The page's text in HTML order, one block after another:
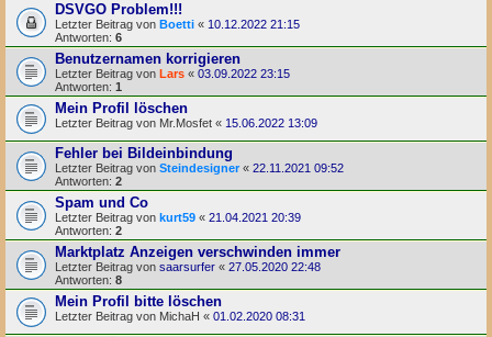
DSVGO Problem!!!
Letzter Beitrag von Boetti « 10.12.2022 21:15
Antworten: 6
Benutzernamen korrigieren
Letzter Beitrag von Lars « 03.09.2022 23:15
Antworten: 1
Mein Profil löschen
Letzter Beitrag von Mr.Mosfet « 15.06.2022 13:09
Fehler bei Bildeinbindung
Letzter Beitrag von Steindesigner « 22.11.2021 09:52
Antworten: 2
Spam und Co
Letzter Beitrag von kurt59 « 21.04.2021 20:39
Antworten: 2
Marktplatz Anzeigen verschwinden immer
Letzter Beitrag von saarsurfer « 27.05.2020 22:48
Antworten: 8
Mein Profil bitte löschen
Letzter Beitrag von MichaH « 01.02.2020 08:31